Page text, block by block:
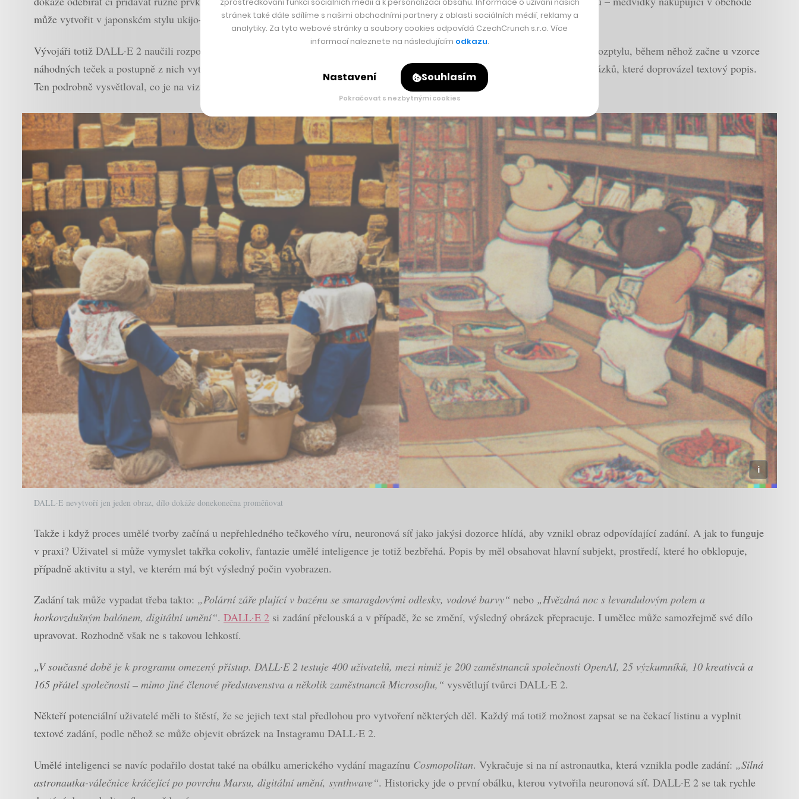
může vytvořit v japonském stylu ukijo-e nebo je umístí do starověkého Egypta.
Vývojáři totiž DALL·E 2 naučili rozpoznávat význam mezi obrázky a textem, který je popisuje. Používá při tom takzvaný proces rozptylu, během něhož začne u vzorce
náhodných teček a postupně z nich vytváří zadané dílo. Neuronová síť to dokáže díky tomu, že se cvičila na ohromné databázi obrázků, které doprovázel textový popis.
Ten podrobně vysvětloval, co je na vizuálním podkladu zachycené.
DALL·E nevytvoří jen jeden obraz, dílo dokáže donekonečna proměňovat
Takže i když proces umělé tvorby začíná u nepřehledného tečkového víru, neuronová síť jako jakýsi dozorce hlídá, aby vznikl obraz odpovídající zadání. A jak to funguje
v praxi? Uživatel si může vymyslet takřka cokoliv, fantazie umělé inteligence je totiž bezbřehá. Popis by měl obsahovat hlavní subjekt, prostředí, které ho obklopuje,
případně aktivitu a styl, ve kterém má být výsledný počin vyobrazen.
Zadání tak může vypadat třeba takto: „Polární záře plující v bazénu se smaragdovými odlesky, vodové barvy“ nebo „Hvězdná noc s levandulovým polem a
horkovzdušným balónem, digitální umění“. DALL·E 2 si zadání přelouská a v případě, že se změní, výsledný obrázek přepracuje. I umělec může samozřejmě své dílo
upravovat. Rozhodně však ne s takovou lehkostí.
„V současné době je k programu omezený přístup. DALL·E 2 testuje 400 uživatelů, mezi nimiž je 200 zaměstnanců společnosti OpenAI, 25 výzkumníků, 10 kreativců a
165 přátel společnosti – mimo jiné členové představenstva a několik zaměstnanců Microsoftu,“ vysvětlují tvůrci DALL·E 2.
Někteří potenciální uživatelé měli to štěstí, že se jejich text stal předlohou pro vytvoření některých děl. Každý má totiž možnost zapsat se na čekací listinu a vyplnit
textové zadání, podle něhož se může objevit obrázek na Instagramu DALL·E 2.
Umělé inteligenci se navíc podařilo dostat také na obálku amerického vydání magazínu Cosmopolitan. Vykračuje si na ní astronautka, která vznikla podle zadání: „Silná
astronautka-válečnice kráčející po povrchu Marsu, digitální umění, synthwave“. Historicky jde o první obálku, kterou vytvořila neuronová síť. DALL·E 2 se tak rychle
stránek také dále sdílíme s našimi obchodními partnery z oblasti sociálních médií, reklamy a
analytiky. Za tyto webové stránky a soubory cookies odpovídá CzechCrunch s.r.o. Více
informací naleznete na následujícím odkazu.
Nastavení Souhlasím
Pokračovat s nezbytnými cookies